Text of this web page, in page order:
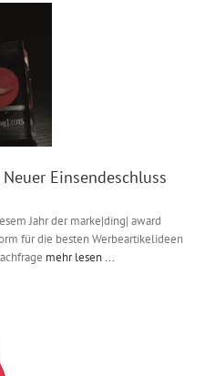
Einsendeschluss
Jahr der marke|ding| award
für die besten Werbeartikelideen
mehr lesen ...